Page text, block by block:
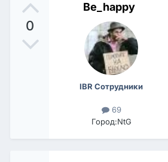
0
Be_happy
IBR Сотрудники
69
Город:NtG